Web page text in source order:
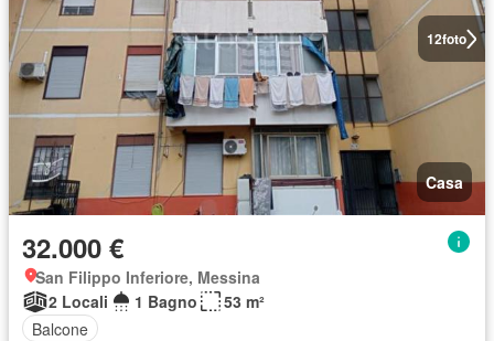
12foto
Casa
32.000 €
San Filippo Inferiore, Messina
2 Locali
1 Bagno
53 m²
Balcone